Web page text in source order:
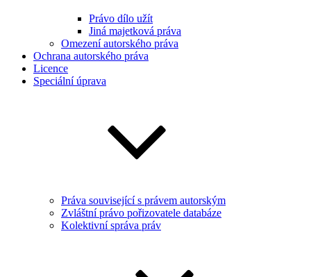
Právo dílo užít
Jiná majetková práva
Omezení autorského práva
Ochrana autorského práva
Licence
Speciální úprava
Práva související s právem autorským
Zvláštní právo pořizovatele databáze
Kolektivní správa práv